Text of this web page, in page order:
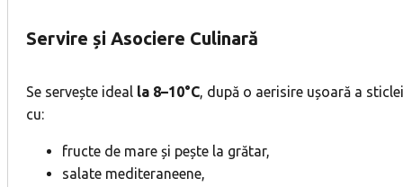
Servire și Asociere Culinară
Se servește ideal la 8–10°C, după o aerisire ușoară a
cu:
fructe de mare și pește la grătar,
salate mediteraneene,